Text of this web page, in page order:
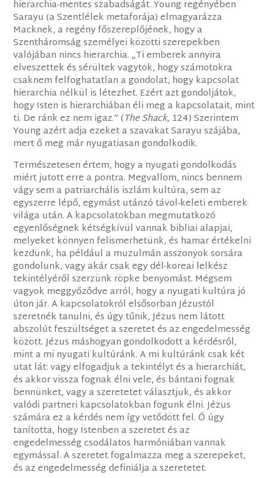
hierarchia-mentes szabadságát. Young regényében
Sarayu (a Szentlélek metaforája) elmagyarázza
Macknek, a regény főszereplőjének, hogy a
Szentháromság személyei közötti szerepekben
valójában nincs hierarchia. „Ti emberek annyira
elveszettek és sérültek vagytok, hogy számotokra
csaknem felfoghatatlan a gondolat, hogy kapcsolat
hierarchia nélkül is létezhet. Ezért azt gondoljátok,
hogy Isten is hierarchiában éli meg a kapcsolatait, mint
ti. De ránk ez nem igaz.” (The Shack, 124) Szerintem
Young azért adja ezeket a szavakat Sarayu szájába,
mert ő meg már nyugatiasan gondolkodik.
Természetesen értem, hogy a nyugati gondolkodás
miért jutott erre a pontra. Megvallom, nincs bennem
vágy sem a patriarchális iszlám kultúra, sem az
egyszerre lépő, egymást utánzó távol-keleti emberek
világa után. A kapcsolatokban megmutatkozó
egyenlőségnek kétségkívül vannak bibliai alapjai,
melyeket könnyen felismerhetünk, és hamar értékelni
kezdünk, ha például a muzulmán asszonyok sorsára
gondolunk, vagy akár csak egy dél-koreai lelkész
tekintélyéről szerzünk röpke benyomást. Mégsem
vagyok meggyőződve arról, hogy a nyugati kultúra jó
úton jár. A kapcsolatokról elsősorban Jézustól
szeretnék tanulni, és úgy tűnik, Jézus nem látott
abszolút feszültséget a szeretet és az engedelmesség
között. Jézus máshogyan gondolkodott a kérdésről,
mint a mi nyugati kultúránk. A mi kultúránk csak két
utat lát: vagy elfogadjuk a tekintélyt és a hierarchiát,
és akkor vissza fognak élni vele, és bántani fognak
bennünket, vagy a szeretetet választjuk, és akkor
valódi partneri kapcsolatokban fogunk élni. Jézus
számára ez a kérdés nem így vetődött fel. Ő úgy
tanította, hogy Istenben a szeretet és az
engedelmesség csodálatos harmóniában vannak
egymással. A szeretet fogalmazza meg a szerepeket,
és az engedelmesség definiálja a szeretetet.